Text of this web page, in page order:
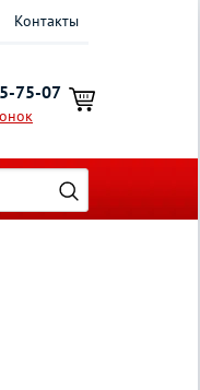
Контакты
75-07